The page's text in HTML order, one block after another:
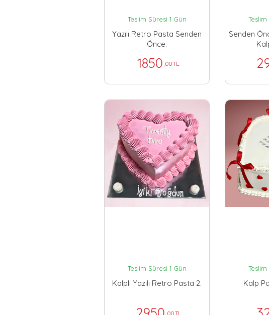
Teslim Süresi 1 Gün
Yazılı Retro Pasta Senden
Önce.
1850 ,00 TL
Teslim
Senden
Teslim Süresi 1 Gün
Kalpli Yazılı Retro Pasta 2.
,00 TL
Teslim
Kalp